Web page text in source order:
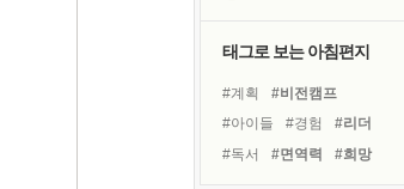
태그로 보는 아침편지
#계획
#비전캠프
#아이들
#경험
#리더
#독서
#면역력
#희망